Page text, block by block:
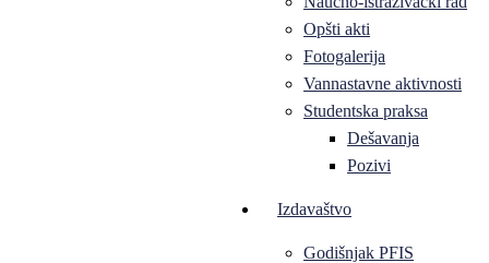
Opšti akti
Fotogalerija
Vannastavne aktivnosti
Studentska praksa
Dešavanja
Pozivi
Izdavaštvo
Godišnjak PFIS